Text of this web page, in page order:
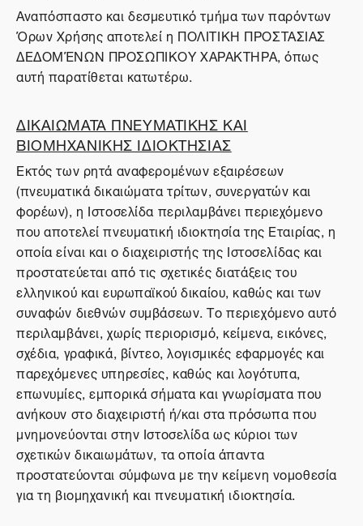
Αναπόσπαστο και δεσμευτικό τμήμα των παρόντων
Όρων Χρήσης αποτελεί η ΠΟΛΙΤΙΚΗ ΠΡΟΣΤΑΣΙΑΣ
ΔΕΔΟΜΈΝΩΝ ΠΡΟΣΩΠΙΚΟΥ ΧΑΡΑΚΤΗΡΑ, όπως
αυτή παρατίθεται κατωτέρω.
ΔΙΚΑΙΩΜΑΤΑ ΠΝΕΥΜΑΤΙΚΗΣ ΚΑΙ
ΒΙΟΜΗΧΑΝΙΚΗΣ ΙΔΙΟΚΤΗΣΙΑΣ
Εκτός των ρητά αναφερομένων εξαιρέσεων
(πνευματικά δικαιώματα τρίτων, συνεργατών και
φορέων), η Ιστοσελίδα περιλαμβάνει περιεχόμενο
που αποτελεί πνευματική ιδιοκτησία της Εταιρίας, η
οποία είναι και ο διαχειριστής της Ιστοσελίδας και
προστατεύεται από τις σχετικές διατάξεις του
ελληνικού και ευρωπαϊκού δικαίου, καθώς και των
συναφών διεθνών συμβάσεων. Το περιεχόμενο αυτό
περιλαμβάνει, χωρίς περιορισμό, κείμενα, εικόνες,
σχέδια, γραφικά, βίντεο, λογισμικές εφαρμογές και
παρεχόμενες υπηρεσίες, καθώς και λογότυπα,
επωνυμίες, εμπορικά σήματα και γνωρίσματα που
ανήκουν στο διαχειριστή ή/και στα πρόσωπα που
μνημονεύονται στην Ιστοσελίδα ως κύριοι των
σχετικών δικαιωμάτων, τα οποία άπαντα
προστατεύονται σύμφωνα με την κείμενη νομοθεσία
για τη βιομηχανική και πνευματική ιδιοκτησία.